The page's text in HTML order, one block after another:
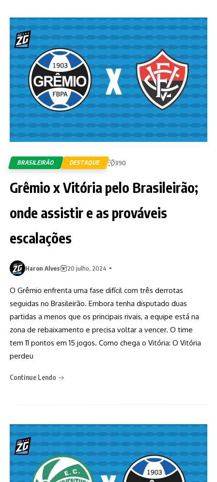
BRASILEIRÃO DESTAQUE 390
Grêmio x Vitória pelo Brasileirão;
onde assistir e as prováveis
escalações
Haron Alves 20 julho, 2024
O Grêmio enfrenta uma fase difícil com três derrotas
seguidas no Brasileirão. Embora tenha disputado duas
partidas a menos que os principais rivais, a equipe está na
zona de rebaixamento e precisa voltar a vencer. O time
tem 11 pontos em 15 jogos. Como chega o Vitória: O Vitória
perdeu
Continue Lendo